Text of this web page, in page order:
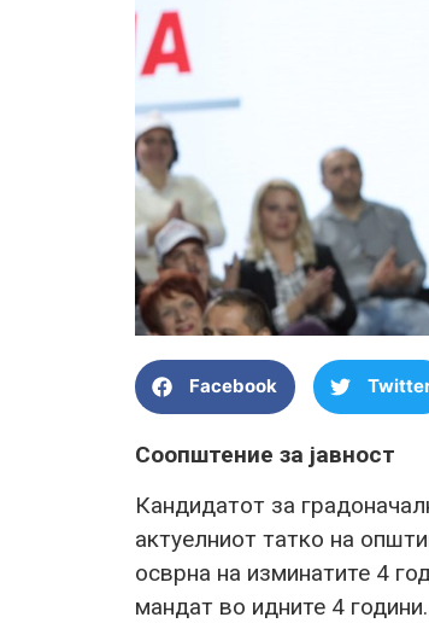
Facebook
Соопштение за јавност
Кандидатот за
актуелниот татко на
осврна на изминатите 4
мандат во идните 4 години.